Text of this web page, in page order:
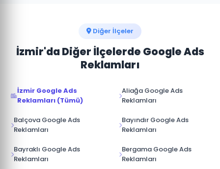
Diğer İlçeler
İzmir'da Diğer İlçelerde Google Ads
Reklamları
İzmir Google Ads
Reklamları (Tümü)
Aliağa Google Ads
Reklamları
Balçova Google Ads
Reklamları
Bayındır Google Ads
Reklamları
Bayraklı Google Ads
Reklamları
Bergama Google Ads
Reklamları